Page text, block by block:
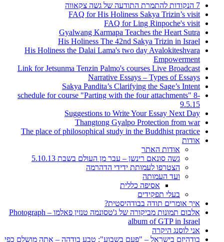
7 הנקודות להתמרת התודעה של גשה צקאווה
FAQ for His Holiness Sakya Trizin’s visit
FAQ for Ling Rinpoche's visit
Gyalwang Karmapa Teaches the Heart Sutra
His Holiness The 42nd Sakya Trizin in Israel
His Holiness the Dalai Lama's two day Avalokiteshvara
Empowerment
Link for Jetsunma Tenzin Palmo's courses Live Broadcast
Narrative Essays – Types of Essays
Sakya Pandita’s Clarifying the Sage’s Intent
schedule for course "Parting with the four attachments" 8-
9.5.15
Suggestions to Write Your Essay Next Day
Thangtong Gyalpo Protection from war
The place of philosophical study in the Buddhist practice
אודות
אודות האתר
גשה סונאם רינשן – עבר מן העולם בשבת 5.10.13
הצטרפו לעמותת ידידי הדהרמה
ועד העמותה
אסיפה כללית
בעלי תפקידים
איך אומרים תודה בבודהיסטית?
אלבום תמונות מביקורה של ג'טסונמה טנזין פאלמו – Photograph
album of GTP in Israel
אני לוסנג היקרה
בודהיזם בישראל – "פעם בשבוע": טבע בודהה – אתה מושלם כפי